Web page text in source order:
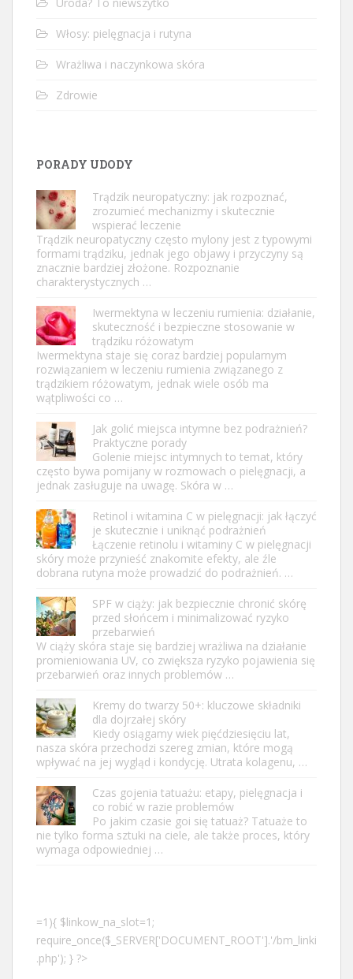
Włosy: pielęgnacja i rutyna
Wrażliwa i naczynkowa skóra
Zdrowie
PORADY UDODY
Trądzik neuropatyczny: jak rozpoznać,
zrozumieć mechanizmy i skutecznie
wspierać leczenie
Trądzik neuropatyczny często mylony jest z typowymi
formami trądziku, jednak jego objawy i przyczyny są
znacznie bardziej złożone. Rozpoznanie
charakterystycznych …
Iwermektyna w leczeniu rumienia: działanie,
skuteczność i bezpieczne stosowanie w
trądziku różowatym
Iwermektyna staje się coraz bardziej popularnym
rozwiązaniem w leczeniu rumienia związanego z
trądzikiem różowatym, jednak wiele osób ma
wątpliwości co …
Jak golić miejsca intymne bez podrażnień?
Praktyczne porady
Golenie miejsc intymnych to temat, który
często bywa pomijany w rozmowach o pielęgnacji, a
jednak zasługuje na uwagę. Skóra w …
Retinol i witamina C w pielęgnacji: jak łączyć
je skutecznie i uniknąć podrażnień
Łączenie retinolu i witaminy C w pielęgnacji
skóry może przynieść znakomite efekty, ale źle
dobrana rutyna może prowadzić do podrażnień. …
SPF w ciąży: jak bezpiecznie chronić skórę
przed słońcem i minimalizować ryzyko
przebarwień
W ciąży skóra staje się bardziej wrażliwa na działanie
promieniowania UV, co zwiększa ryzyko pojawienia się
przebarwień oraz innych problemów …
Kremy do twarzy 50+: kluczowe składniki
dla dojrzałej skóry
Kiedy osiągamy wiek pięćdziesięciu lat,
nasza skóra przechodzi szereg zmian, które mogą
wpływać na jej wygląd i kondycję. Utrata kolagenu, …
Czas gojenia tatuażu: etapy, pielęgnacja i
co robić w razie problemów
Po jakim czasie goi się tatuaż? Tatuaże to
nie tylko forma sztuki na ciele, ale także proces, który
wymaga odpowiedniej …
=1){ $linkow_na_slot=1;
require_once($_SERVER['DOCUMENT_ROOT'].'/bm_linki
.php'); } ?>